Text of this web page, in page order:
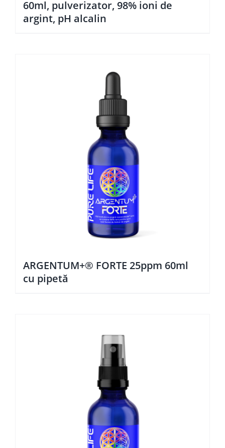
60ml, pulverizator, 98% ioni de
argint, pH alcalin
ARGENTUM+® FORTE 25ppm 60ml
cu pipetă